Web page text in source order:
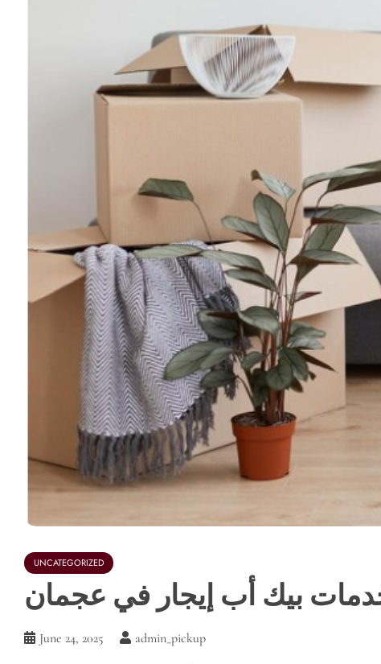
UNCATEGORIZED
بيك أب إيجار في عجمان
June 24, 2025 admin_pickup